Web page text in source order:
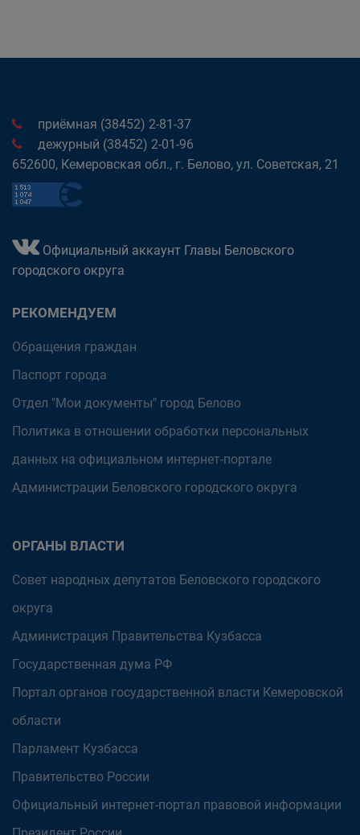
приёмная (38452) 2-81-37
дежурный (38452) 2-01-96
652600, Кемеровская обл., г. Белово, ул. Советская, 21
Официальный аккаунт Главы Беловского
городского округа
РЕКОМЕНДУЕМ
Обращения граждан
Паспорт города
Отдел "Мои документы" город Белово
Политика в отношении обработки персональных
данных на официальном интернет-портале
Администрации Беловского городского округа
ОРГАНЫ ВЛАСТИ
Совет народных депутатов Беловского городского
округа
Администрация Правительства Кузбасса
Государственная дума РФ
Портал органов государственной власти Кемеровской
области
Парламент Кузбасса
Правительство России
Официальный интернет-портал правовой информации